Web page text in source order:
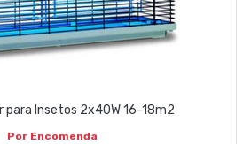
para Insetos 2x40W 16-18m2
Por Encomenda